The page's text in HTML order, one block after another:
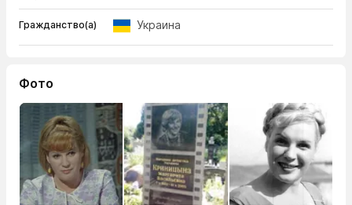
Гражданство(а) Украина
Фото